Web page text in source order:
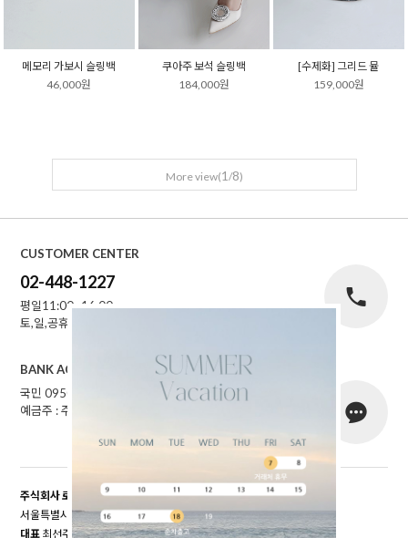
메모리 가보시 슬링백
46,000원
쿠아주 보석 슬링백
184,000원
[수제화] 그리드 뮬
159,000원
More view(1 /8)
CUSTOMER CENTER
02-448-1227
평일11:00~16:00
토,일,공휴일 휴무
BANK ACCOUNT
국민 095001-04-155141
예금주 : 주식회사로에르
주식회사 로에르
서울특별시 성동구 자동차시장3길 39, 남궁빌딩 201호
대표 최선주개인정보 보호책임자최선주